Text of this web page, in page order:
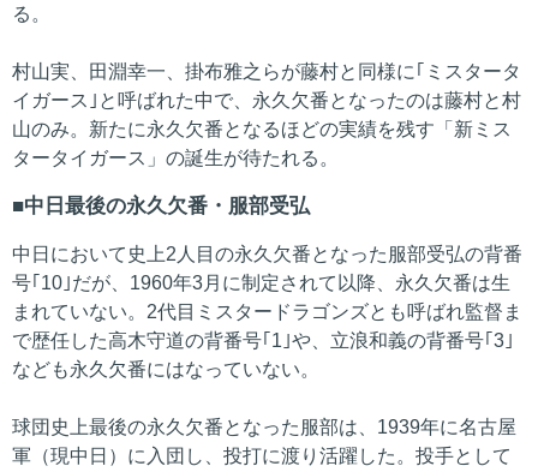
る。
村山実、田淵幸一、掛布雅之らが藤村と同様に｢ミスタータ
イガース｣と呼ばれた中で、永久欠番となったのは藤村と村
山のみ。新たに永久欠番となるほどの実績を残す「新ミス
タータイガース」の誕生が待たれる。
中日最後の永久欠番・服部受弘
中日において史上2人目の永久欠番となった服部受弘の背番
号｢10｣だが、1960年3月に制定されて以降、永久欠番は生
まれていない。2代目ミスタードラゴンズとも呼ばれ監督ま
で歴任した高木守道の背番号｢1｣や、立浪和義の背番号｢3｣
なども永久欠番にはなっていない。
球団史上最後の永久欠番となった服部は、1939年に名古屋
軍（現中日）に入団し、投打に渡り活躍した。投手として